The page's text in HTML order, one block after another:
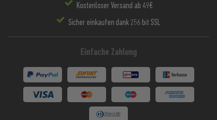
Kostenloser Versand ab 49€
Sicher einkaufen dank 256 bit SSL
Einfache Zahlung